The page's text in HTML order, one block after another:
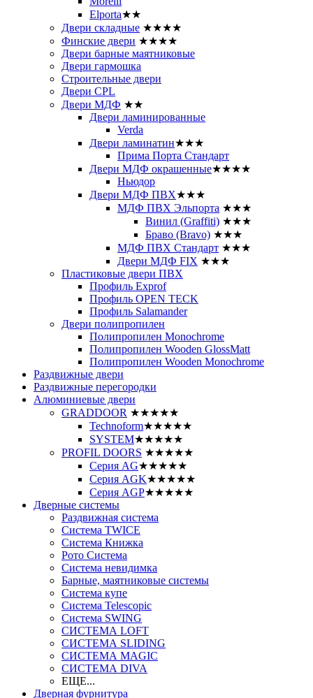
Elporta★★
Двери складные ★★★★
Финские двери ★★★★
Двери барные маятниковые
Двери гармошка
Строительные двери
Двери CРL
Двери МДФ ★★
Двери ламинированные
Verda
Двери ламинатин★★★
Прима Порта Стандарт
Двери МДФ окрашенные★★★★
Ньюдор
Двери МДФ ПВХ★★★
МДФ ПВХ Эльпорта ★★★
Винил (Graffiti) ★★★
Браво (Bravo) ★★★
МДФ ПВХ Стандарт ★★★
Двери МДФ FIX ★★★
Пластиковые двери ПВХ
Профиль Exprof
Профиль OPEN TECK
Профиль Salamander
Двери полипропилен
Полипропилен Monochrome
Полипропилен Wooden GlossMatt
Полипропилен Wooden Monochrome
Раздвижные двери
Раздвижные перегородки
Алюминиевые двери
GRADDOOR ★★★★★
Technoform★★★★★
SYSTEM★★★★★
PROFIL DOORS ★★★★★
Серия AG★★★★★
Серия AGK★★★★★
Серия AGP★★★★★
Дверные системы
Раздвижная система
Система TWICE
Система Книжка
Рото Система
Система невидимка
Барные, маятниковые системы
Система купе
Система Telescopic
Система SWING
СИСТЕМА LOFT
СИСТЕМА SLIDING
СИСТЕМА MAGIC
СИСТЕМА DIVA
ЕЩЕ...
Дверная фурнитура